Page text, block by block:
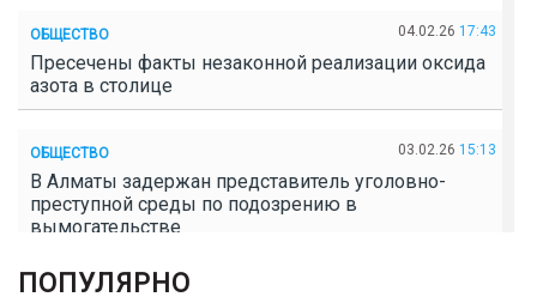
ОБЩЕСТВО 04.02.26 17:43
Пресечены факты незаконной реализации оксида
азота в столице
ОБЩЕСТВО 03.02.26 15:13
В Алматы задержан представитель уголовно-
преступной среды по подозрению в
вымогательстве
ОБЩЕСТВО
ПОПУЛЯРНО